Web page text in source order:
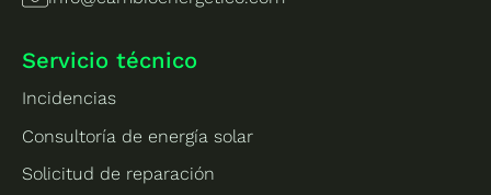
Servicio técnico
Incidencias
Consultoría de energía solar
Solicitud de reparación